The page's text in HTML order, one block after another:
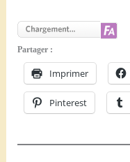
Partager :
Imprimer
Pinterest